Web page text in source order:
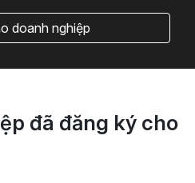
doanh nghiệp
đã đăng ký cho